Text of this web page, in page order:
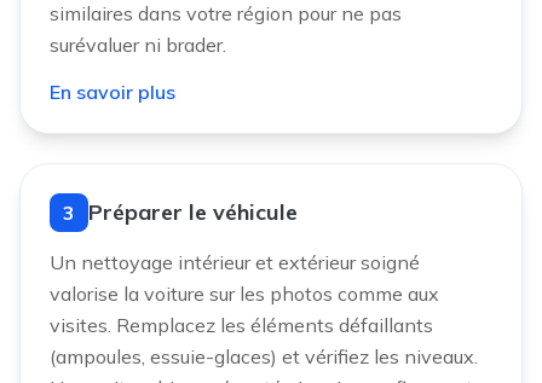
similaires dans votre région pour ne pas
surévaluer ni brader.
En savoir plus
3 Préparer le véhicule
Un nettoyage intérieur et extérieur soigné
valorise la voiture sur les photos comme aux
visites. Remplacez les éléments défaillants
(ampoules, essuie-glaces) et vérifiez les niveaux.